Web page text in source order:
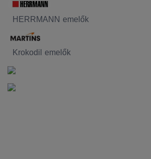
HERRMANN emelők
Krokodil emelők